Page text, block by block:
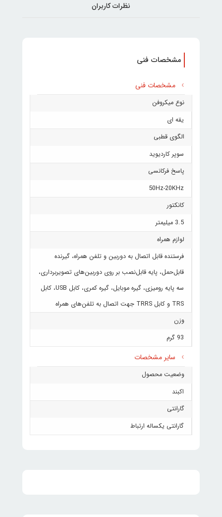
نظرات کاربران
مشخصات فنی
مشخصات فنی
نوع میکروفن
یقه ای
الگوی قطبی
سوپر کاردیوید
پاسخ فرکانسی
50Hz-20KHz
کانکتور
3.5 میلیمتر
لوازم همراه
فرستنده قابل اتصال به دوربین و تلفن همراه، گیرنده
قابل‌حمل، پایه قابل‌نصب بر روی دوربین‌های تصویربرداری،
سه پایه رومیزی، گیره موبایل، گیره کمری، کابل USB، کابل
TRS و کابل TRRS جهت اتصال به تلفن‌های همراه
وزن
93 گرم
سایر مشخصات
وضعیت محصول
اکبند
گارانتی
گارانتی یکساله ارتباط